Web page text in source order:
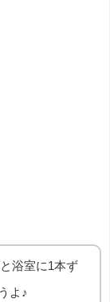
浴室に1本ず
よ♪